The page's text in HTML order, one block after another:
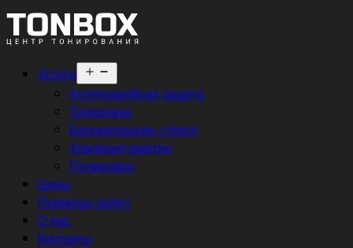
Услуги
меню
Антигравийная защита
Тонировка
Бронирование стёкол
Удаление вмятин
Полировка
Цены
Примеры работ
О нас
Контакты